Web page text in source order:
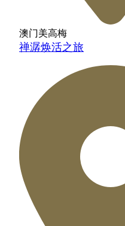
澳门美高梅
禅潺焕活之旅